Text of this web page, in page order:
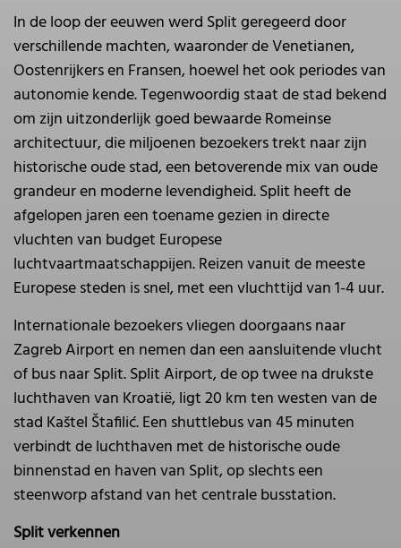
In de loop der eeuwen werd Split geregeerd door
verschillende machten, waaronder de Venetianen,
Oostenrijkers en Fransen, hoewel het ook periodes van
autonomie kende. Tegenwoordig staat de stad bekend
om zijn uitzonderlijk goed bewaarde Romeinse
architectuur, die miljoenen bezoekers trekt naar zijn
historische oude stad, een betoverende mix van oude
grandeur en moderne levendigheid. Split heeft de
afgelopen jaren een toename gezien in directe
vluchten van budget Europese
luchtvaartmaatschappijen. Reizen vanuit de meeste
Europese steden is snel, met een vluchttijd van 1-4 uur.
Internationale bezoekers vliegen doorgaans naar
Zagreb Airport en nemen dan een aansluitende vlucht
of bus naar Split. Split Airport, de op twee na drukste
luchthaven van Kroatië, ligt 20 km ten westen van de
stad Kaštel Štafilić. Een shuttlebus van 45 minuten
verbindt de luchthaven met de historische oude
binnenstad en haven van Split, op slechts een
steenworp afstand van het centrale busstation.
Split verkennen